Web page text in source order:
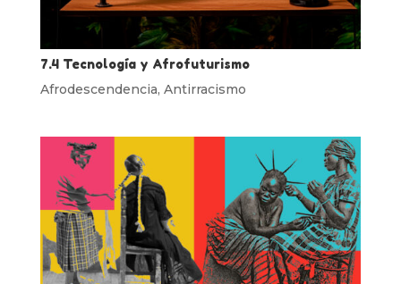
7.4 Tecnología y Afrofuturismo
Afrodescendencia, Antirracismo